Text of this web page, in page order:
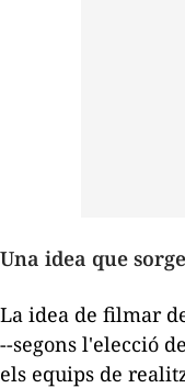
Una idea que
La idea de filmar
--segons l'elecció
els equips de